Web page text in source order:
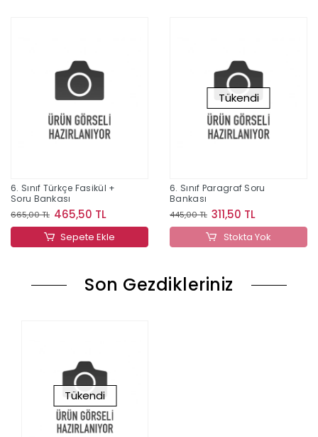
6. Sınıf Türkçe Fasikül +
Soru Bankası
665,00 TL 465,50 TL
Sepete Ekle
Tükendi
6. Sınıf Paragraf Soru
Bankası
445,00 TL 311,50 TL
Stokta Yok
Son Gezdikleriniz
Tükendi